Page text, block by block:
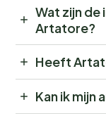
Wat zijn
Artatore?
Heeft
Kan ik mijn